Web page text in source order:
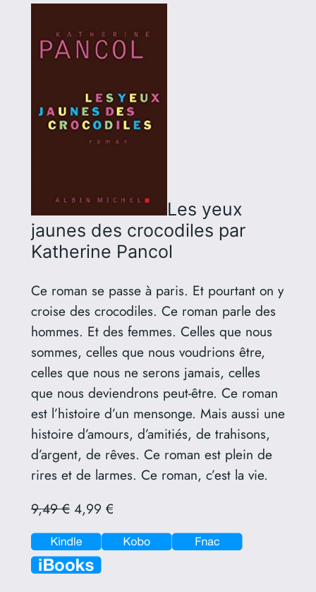
Les yeux
jaunes des crocodiles par
Katherine Pancol
Ce roman se passe à paris. Et pourtant on y
croise des crocodiles. Ce roman parle des
hommes. Et des femmes. Celles que nous
sommes, celles que nous voudrions être,
celles que nous ne serons jamais, celles
que nous deviendrons peut-être. Ce roman
est l’histoire d’un mensonge. Mais aussi une
histoire d’amours, d’amitiés, de trahisons,
d’argent, de rêves. Ce roman est plein de
rires et de larmes. Ce roman, c’est la vie.
9,49 €4,99 €